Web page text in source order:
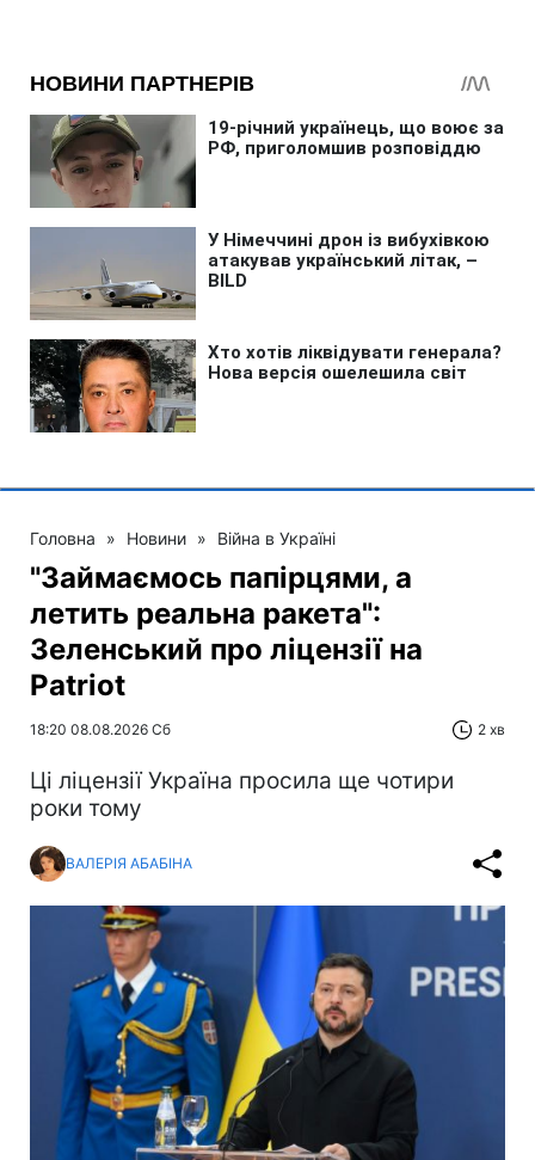
Головна » Новини » Війна в Україні
"Займаємось папірцями, а
летить реальна ракета":
Зеленський про ліцензії на
Patriot
18:20 08.08.2026 Сб 2 хв
Ці ліцензії Україна просила ще чотири
роки тому
ВАЛЕРІЯ АБАБІНА